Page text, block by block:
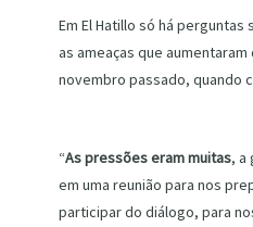
Em El Hatillo só há
as ameaças que
novembro passado, quando
“As pressões eram muitas, a
em uma reunião para nos
participar do diálogo, para